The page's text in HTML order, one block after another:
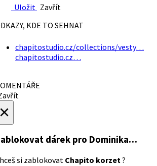
Uložit Zavřít
KDE TO SEHNAT
chapitostudio.cz/collections/vesty…
chapitostudio.cz…
dárek pro Dominika…
si zablokovat Chapito korzet?